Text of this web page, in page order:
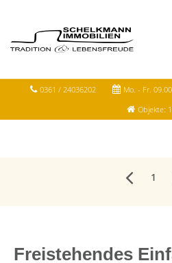
0361 / 24036202 Mo. - Fr.
Objekte:
1
Freistehendes